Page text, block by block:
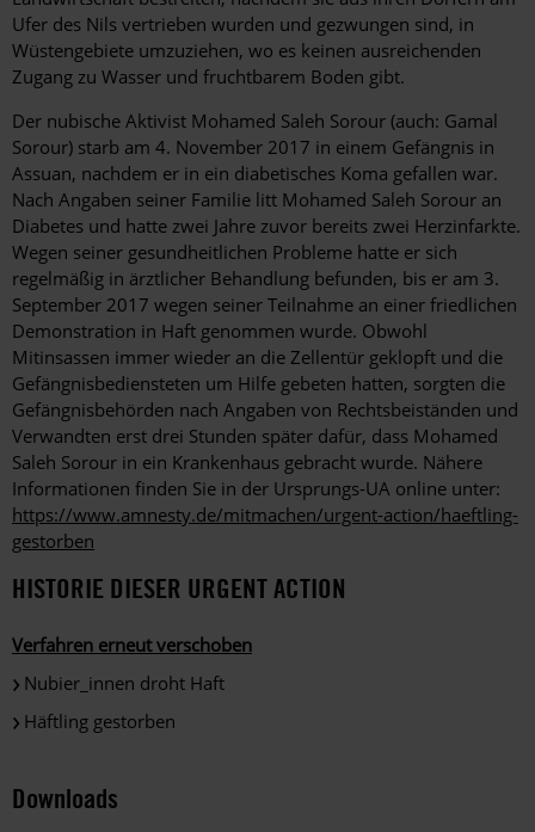
Ufer des Nils vertrieben wurden und gezwungen sind, in
Wüstengebiete umzuziehen, wo es keinen ausreichenden
Zugang zu Wasser und fruchtbarem Boden gibt.
Der nubische Aktivist Mohamed Saleh Sorour (auch: Gamal
Sorour) starb am 4. November 2017 in einem Gefängnis in
Assuan, nachdem er in ein diabetisches Koma gefallen war.
Nach Angaben seiner Familie litt Mohamed Saleh Sorour an
Diabetes und hatte zwei Jahre zuvor bereits zwei Herzinfarkte.
Wegen seiner gesundheitlichen Probleme hatte er sich
regelmäßig in ärztlicher Behandlung befunden, bis er am 3.
September 2017 wegen seiner Teilnahme an einer friedlichen
Demonstration in Haft genommen wurde. Obwohl
Mitinsassen immer wieder an die Zellentür geklopft und die
Gefängnisbediensteten um Hilfe gebeten hatten, sorgten die
Gefängnisbehörden nach Angaben von Rechtsbeiständen und
Verwandten erst drei Stunden später dafür, dass Mohamed
Saleh Sorour in ein Krankenhaus gebracht wurde. Nähere
Informationen finden Sie in der Ursprungs-UA online unter:
https://www.amnesty.de/mitmachen/urgent-action/haeftling-
gestorben
HISTORIE DIESER URGENT ACTION
Verfahren erneut verschoben
Nubier_innen droht Haft
Häftling gestorben
Downloads